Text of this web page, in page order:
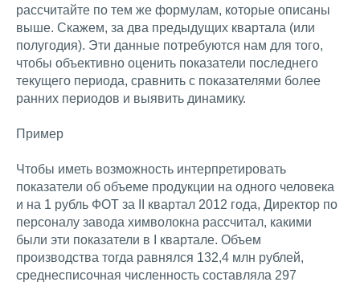
рассчитайте по тем же формулам, которые описаны
выше. Скажем, за два предыдущих квартала (или
полугодия). Эти данные потребуются нам для того,
чтобы объективно оценить показатели последнего
текущего периода, сравнить с показателями более
ранних периодов и выявить динамику.
Пример
Чтобы иметь возможность интерпретировать
показатели об объеме продукции на одного человека
и на 1 рубль ФОТ за II квартал 2012 года, Директор по
персоналу завода химволокна рассчитал, какими
были эти показатели в I квартале. Объем
производства тогда равнялся 132,4 млн рублей,
среднесписочная численность составляла 297